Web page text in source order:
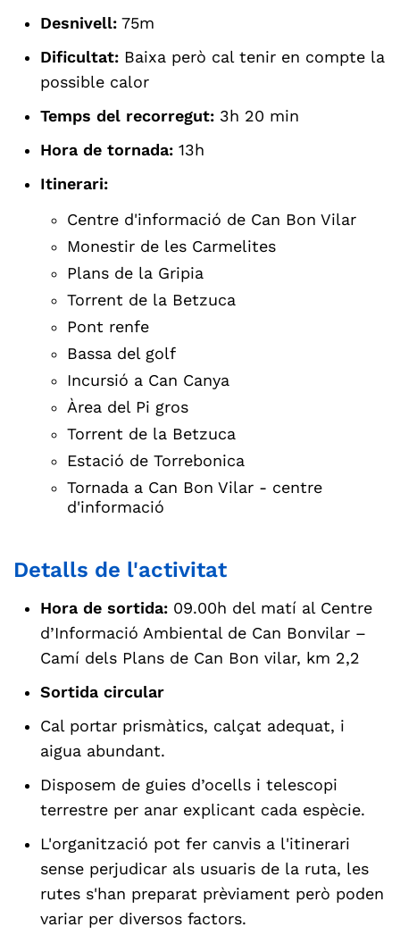
Desnivell: 75m
Dificultat: Baixa però cal tenir en compte la
possible calor
Temps del recorregut: 3h 20 min
Hora de tornada: 13h
Itinerari:
Centre d'informació de Can Bon Vilar
Monestir de les Carmelites
Plans de la Gripia
Torrent de la Betzuca
Pont renfe
Bassa del golf
Incursió a Can Canya
Àrea del Pi gros
Torrent de la Betzuca
Estació de Torrebonica
Tornada a Can Bon Vilar - centre
d'informació
Detalls de l'activitat
Hora de sortida: 09.00h del matí al Centre
d’Informació Ambiental de Can Bonvilar –
Camí dels Plans de Can Bon vilar, km 2,2
Sortida circular
Cal portar prismàtics, calçat adequat, i
aigua abundant.
Disposem de guies d’ocells i telescopi
terrestre per anar explicant cada espècie.
L'organització pot fer canvis a l'itinerari
sense perjudicar als usuaris de la ruta, les
rutes s'han preparat prèviament però poden
variar per diversos factors.